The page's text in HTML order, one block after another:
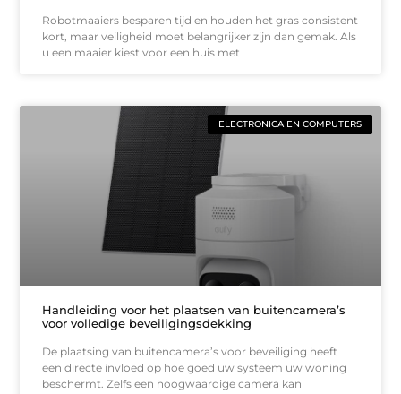
Robotmaaiers besparen tijd en houden het gras consistent
kort, maar veiligheid moet belangrijker zijn dan gemak. Als
u een maaier kiest voor een huis met
ELECTRONICA EN COMPUTERS
Handleiding voor het plaatsen van buitencamera’s
voor volledige beveiligingsdekking
De plaatsing van buitencamera’s voor beveiliging heeft
een directe invloed op hoe goed uw systeem uw woning
beschermt. Zelfs een hoogwaardige camera kan